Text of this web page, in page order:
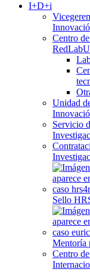
I+D+i
Centro
RedLabU
Unidad
Servicio
Sello
Mentoría
Centro